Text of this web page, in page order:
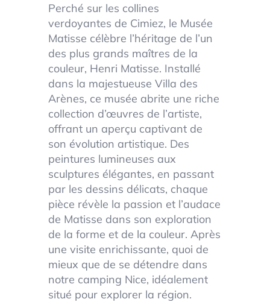
Perché sur les collines
verdoyantes de Cimiez, le Musée
Matisse célèbre l’héritage de l’un
des plus grands maîtres de la
couleur, Henri Matisse. Installé
dans la majestueuse Villa des
Arènes, ce musée abrite une riche
collection d’œuvres de l’artiste,
offrant un aperçu captivant de
son évolution artistique. Des
peintures lumineuses aux
sculptures élégantes, en passant
par les dessins délicats, chaque
pièce révèle la passion et l’audace
de Matisse dans son exploration
de la forme et de la couleur. Après
une visite enrichissante, quoi de
mieux que de se détendre dans
notre camping Nice, idéalement
situé pour explorer la région.